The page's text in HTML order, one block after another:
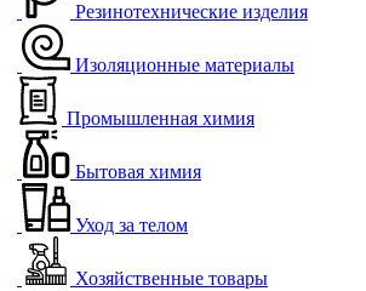
Резинотехнические изделия
Изоляционные материалы
Промышленная химия
Бытовая химия
Уход за телом
Хозяйственные товары